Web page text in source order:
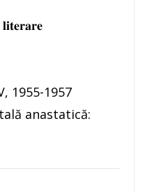
1955-1957
anastatică: